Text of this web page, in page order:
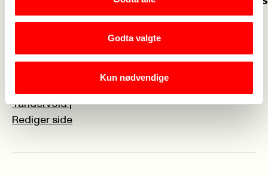
Godta valgte
Kun nødvendige
Tandervold|
Rediger side